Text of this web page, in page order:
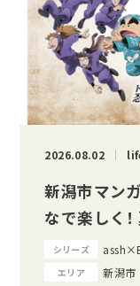
2026.08.02
新潟市マン
なで楽しく
シリーズ
エリア 新潟市